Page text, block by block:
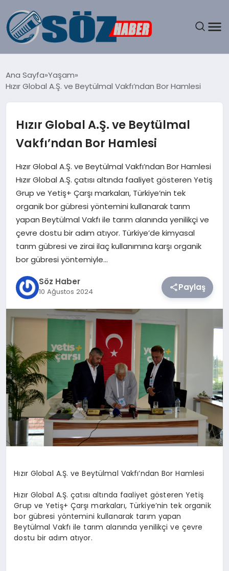
MAGAZIN
EKONOMI
SAĞLIK
DÜNYA
TEKNOLOJI
SIYASET
Ana Sayfa Yaşam
Hızır Global A.Ş. ve Beytülmal Vakfı’ndan Bor Hamlesi
Hızır Global A.Ş. ve Beytülmal
Vakfı’ndan Bor Hamlesi
Hızır Global A.Ş. ve Beytülmal Vakfı’ndan Bor Hamlesi
Hızır Global A.Ş. çatısı altında faaliyet gösteren Yetiş
Grup ve Yetiş+ Çarşı markaları, Türkiye’nin tek
organik bor gübresi yöntemini kullanarak tarım
yapan Beytülmal Vakfı ile tarım alanında yenilikçi ve
çevre dostu bir adım atıyor. Türkiye’de kimyasal
tarım gübresi ve zirai ilaç kullanımına karşı organik
bor gübresi yöntemiyle…
Söz Haber
10 Ağustos 2024 Paylaş
Hızır Global A.Ş. ve Beytülmal Vakfı’ndan Bor Hamlesi
Hızır Global A.Ş. çatısı altında faaliyet gösteren Yetiş
Grup ve Yetiş+ Çarşı markaları, Türkiye’nin tek organik
bor gübresi yöntemini kullanarak tarım yapan
Beytülmal Vakfı ile tarım alanında yenilikçi ve çevre
dostu bir adım atıyor.